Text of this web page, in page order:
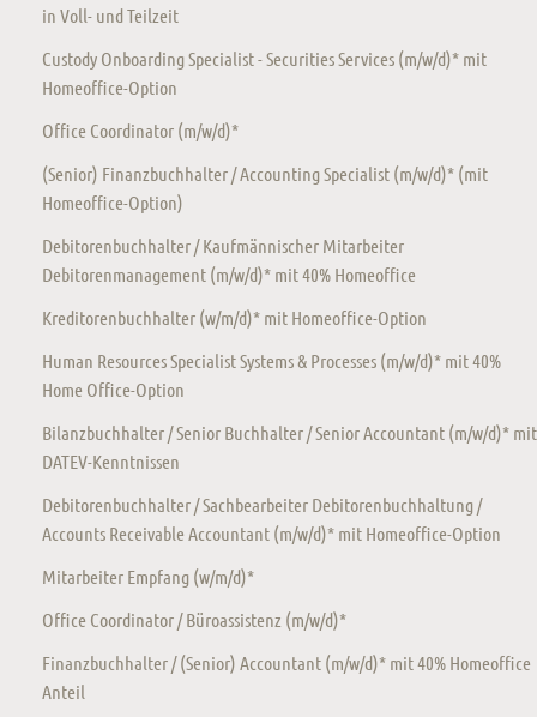
in Voll- und Teilzeit
Custody Onboarding Specialist - Securities Services (m/w/d)* mit
Homeoffice-Option
Office Coordinator (m/w/d)*
(Senior) Finanzbuchhalter / Accounting Specialist (m/w/d)* (mit
Homeoffice-Option)
Debitorenbuchhalter / Kaufmännischer Mitarbeiter
Debitorenmanagement (m/w/d)* mit 40% Homeoffice
Kreditorenbuchhalter (w/m/d)* mit Homeoffice-Option
Human Resources Specialist Systems & Processes (m/w/d)* mit 40%
Home Office-Option
Bilanzbuchhalter / Senior Buchhalter / Senior Accountant (m/w/d)* mit
DATEV-Kenntnissen
Debitorenbuchhalter / Sachbearbeiter Debitorenbuchhaltung /
Accounts Receivable Accountant (m/w/d)* mit Homeoffice-Option
Mitarbeiter Empfang (w/m/d)*
Office Coordinator / Büroassistenz (m/w/d)*
Finanzbuchhalter / (Senior) Accountant (m/w/d)* mit 40% Homeoffice
Anteil